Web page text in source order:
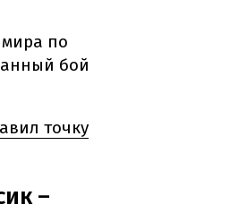
по
бой
точку
–